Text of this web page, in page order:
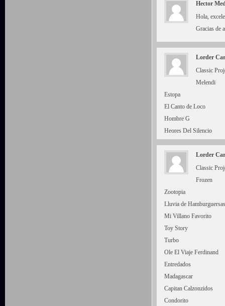
Hector
Hola,
Gracias de
Lorder
Classic
Melendi
Estopa
El Canto de Loco
Hombre G
Heores Del Silencio
Lorder
Classic
Frozen
Zootopia
Lluvia de Hamburguersas
Mi Villano Favorito
Toy Story
Turbo
Ole El Viaje Ferdinand
Entredados
Madagascar
Capitan Calzonzidos
Condorito